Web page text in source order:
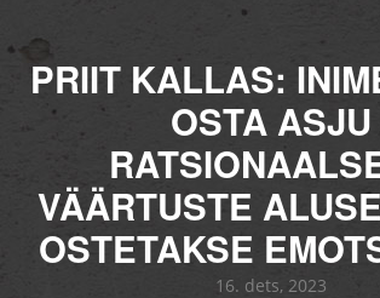
PRIIT KALLAS:
OSTA ASJU
VÄÄRTUSTE
OSTETAKSE
16. dets, 2023